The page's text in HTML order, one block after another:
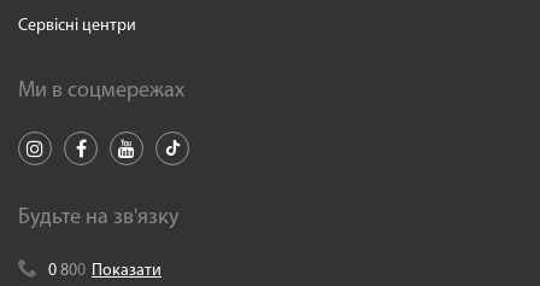
Сервісні центри
Ми в соцмережах
Будьте на зв'язку
0 800 Показати